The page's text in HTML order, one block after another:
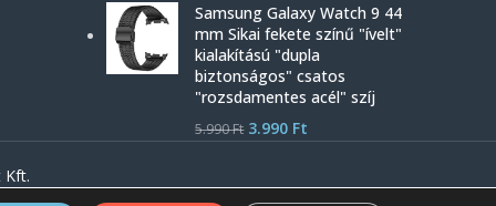
Samsung Galaxy Watch 9 44
mm Sikai fekete színű "ívelt"
kialakítású "dupla
biztonságos" csatos
"rozsdamentes acél" szíj
5.990Ft 3.990 Ft
Kft.